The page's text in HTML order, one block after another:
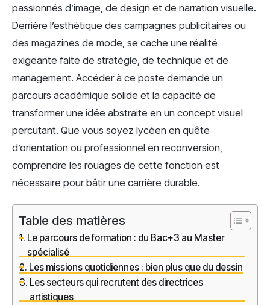
passionnés d’image, de design et de narration visuelle.
Derrière l’esthétique des campagnes publicitaires ou
des magazines de mode, se cache une réalité
exigeante faite de stratégie, de technique et de
management. Accéder à ce poste demande un
parcours académique solide et la capacité de
transformer une idée abstraite en un concept visuel
percutant. Que vous soyez lycéen en quête
d’orientation ou professionnel en reconversion,
comprendre les rouages de cette fonction est
nécessaire pour bâtir une carrière durable.
Table des matières
Le parcours de formation : du Bac+3 au Master
spécialisé
Les missions quotidiennes : bien plus que du dessin
Les secteurs qui recrutent des directrices
artistiques